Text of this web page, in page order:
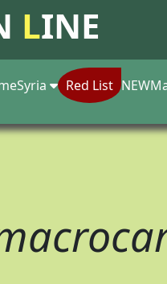
LINE
Syria Red List NEW